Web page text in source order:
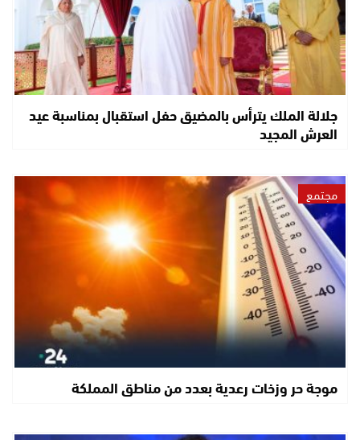
جلالة الملك يترأس بالمضيق حفل استقبال بمناسبة عيد
العرش المجيد
مجتمع
موجة حر وزخات رعدية بعدد من مناطق المملكة